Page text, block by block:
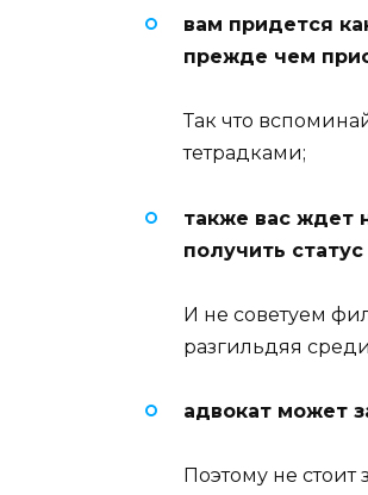
вам придется
прежде чем
Так что
тетрадками;
также вас ждет
получить
И не советуем
разгильдяя
адвокат может
Поэтому не